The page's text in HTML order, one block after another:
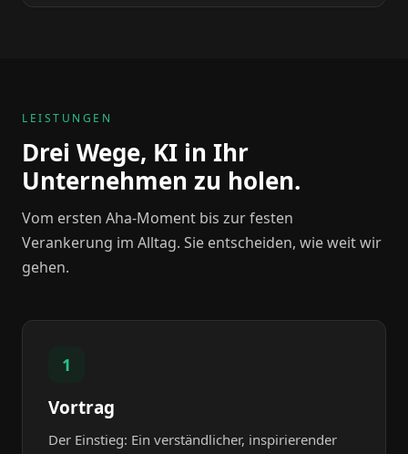
LEISTUNGEN
Drei Wege, KI in Ihr
Unternehmen zu holen.
Vom ersten Aha-Moment bis zur festen
Verankerung im Alltag. Sie entscheiden, wie weit wir
gehen.
1
Vortrag
Der Einstieg: Ein verständlicher, inspirierender